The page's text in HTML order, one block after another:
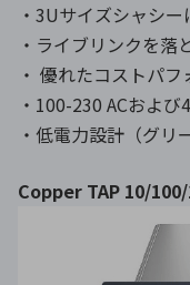
・3Uサイズシャシ
・ライブリンクを落
・ 優れたコストパフ
・100-230 ACおよび
・低電力設計（グリ
Copper TAP 10/